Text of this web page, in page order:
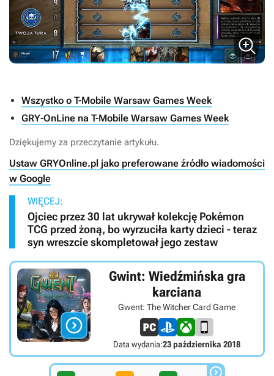
Wszystko o T-Mobile Warsaw Games Week
GRY-OnLine na T-Mobile Warsaw Games Week
Dziękujemy za przeczytanie artykułu.
Ustaw GRYOnline.pl jako preferowane źródło wiadomości
w Google
WIĘCEJ:
Ojciec przez 30 lat ukrywał kolekcję Pokémon
TCG przed żoną, bo wyrzuciła karty dzieci - teraz
syn wreszcie skompletował jego zestaw

Gwint: Wiedźmińska gra
karciana
Gwent: The Witcher Card Game
Data wydania:23 października 2018
